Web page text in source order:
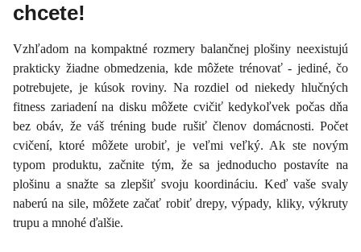
chcete!
Vzhľadom na kompaktné rozmery balančnej plošiny neexistujú
prakticky žiadne obmedzenia, kde môžete trénovať - jediné, čo
potrebujete, je kúsok roviny. Na rozdiel od niekedy hlučných
fitness zariadení na disku môžete cvičiť kedykoľvek počas dňa
bez obáv, že váš tréning bude rušiť členov domácnosti. Počet
cvičení, ktoré môžete urobiť, je veľmi veľký. Ak ste novým
typom produktu, začnite tým, že sa jednoducho postavíte na
plošinu a snažte sa zlepšiť svoju koordináciu. Keď vaše svaly
naberú na sile, môžete začať robiť drepy, výpady, kliky, výkruty
trupu a mnohé ďalšie.